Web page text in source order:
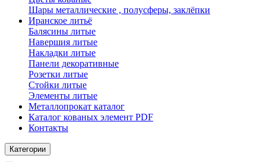
Шары металлические , полусферы, заклёпки
Иранское литьё
Балясины литые
Навершия литые
Накладки литые
Панели декоративные
Розетки литые
Стойки литые
Элементы литые
Металлопрокат каталог
Каталог кованых элемент PDF
Контакты
Категории